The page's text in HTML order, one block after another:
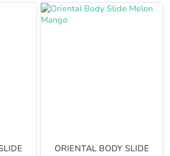
ORIENTAL BODY SLIDE